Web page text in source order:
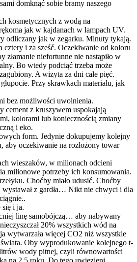
domknąć sobie bramy naszego
kosmetycznych z wodą na
jak w kajdanach w lampach UV.
odliczany jak w zegarku. Minuty tykają.
cztery i za sześć. Oczekiwanie od koloru
niefortunne nie nastąpiło w
Bo wtedy podciąć trzeba może
A wizyta za dni całe pięć.
Przy skrawkach materiału, jak
bez możliwości uwolnienia.
cement z kruszywem uspokajają
kolorami lub koniecznością zmiany
i eko.
form. Jedynie dokupujemy kolejny
aby oczekiwanie na rozłożony towar
wieszaków, w milionach odcieni
milionowe potrzeby ich konsumowania.
Choćby miało udusić. Choćby
wystawał z gardła… Nikt nie chwyci i dla
się i ja.
linę samobójczą… aby nabywany
20% wszystkich wód na
wytwarzała więcej CO2 niż wszystkie
Oby wyprodukowanie kolejnego t-
wody pitnej, czyli równowartości
na 2,5 roku. Do tego uwięzieni